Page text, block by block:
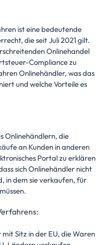
ist eine bedeutende
die seit Juli 2021 gilt.
Onlinehandel
Compliance zu
Onlinehändler, was das
und welche Vorteile es
Onlinehändlern, die
an Kunden in anderen
Portal zu erklären
sich Onlinehändler nicht
in dem sie verkaufen, für
mit Sitz in der EU, die Waren